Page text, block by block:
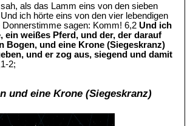
als das Lamm eins von den sieben
ich hörte eins von den vier lebendigen
Donnerstimme sagen: Komm! 6,2Und ich
ein weißes Pferd, und der, der darauf
Bogen, und eine Krone (Siegeskranz)
und er zog aus, siegend und damit
2;
und eine Krone (Siegeskranz)